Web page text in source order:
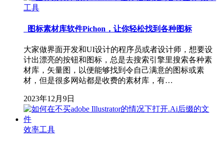
工具
图标素材库软件Pichon，让你轻松找到各种图标
大家做界面开发和UI设计的程序员或者设计师，想要设
计出漂亮的按钮和图标，总是去搜索引擎里搜索各种素
材库，矢量图，以便能够找到令自己满意的图标或素
材，但是很多网站都是收费的素材库，有…
2023年12月9日
效率工具